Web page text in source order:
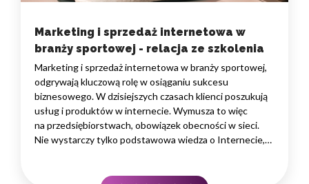
Marketing i sprzedaż internetowa w
branży sportowej - relacja ze szkolenia
Marketing i sprzedaż internetowa w branży sportowej,
odgrywają kluczową rolę w osiąganiu sukcesu
biznesowego. W dzisiejszych czasach klienci poszukują
usług i produktów w internecie. Wymusza to więc
na przedsiębiorstwach, obowiązek obecności w sieci.
Nie wystarczy tylko podstawowa wiedza o Internecie,